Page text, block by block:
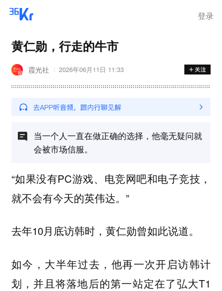
登录
黄仁勋，行走的牛市
霞光社 2026年06月11日 11:33
当一个人一直在做正确的选择，他毫无疑问就
会被市场信服。
“如果没有PC游戏、电竞网吧和电子竞技，
就不会有今天的英伟达。”
去年10月底访韩时，黄仁勋曾如此说道。
如今，大半年过去，他再一次开启访韩计
划，并且将落地后的第一站定在了弘大T1